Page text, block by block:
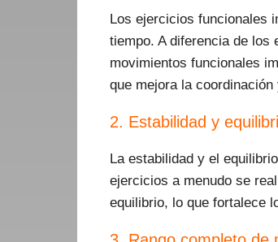
Los ejercicios funcionales
tiempo. A diferencia de
movimientos funcionales
que mejora la
2. Estabilidad y
La estabilidad y el
ejercicios a menudo se
equilibrio, lo que fortalece